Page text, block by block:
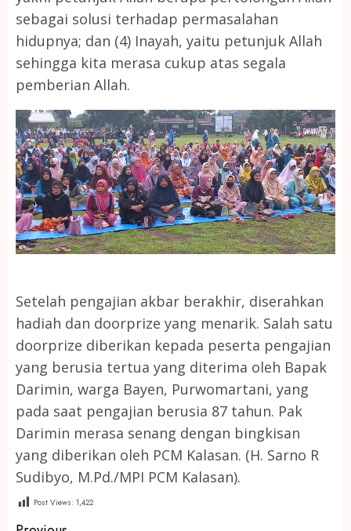
sebagai solusi terhadap permasalahan
hidupnya; dan (4) Inayah, yaitu petunjuk Allah
sehingga kita merasa cukup atas segala
pemberian Allah.
Setelah pengajian akbar berakhir, diserahkan
hadiah dan doorprize yang menarik. Salah satu
doorprize diberikan kepada peserta pengajian
yang berusia tertua yang diterima oleh Bapak
Darimin, warga Bayen, Purwomartani, yang
pada saat pengajian berusia 87 tahun. Pak
Darimin merasa senang dengan bingkisan
yang diberikan oleh PCM Kalasan. (H. Sarno R
Sudibyo, M.Pd./MPI PCM Kalasan).
Post Views: 1,422